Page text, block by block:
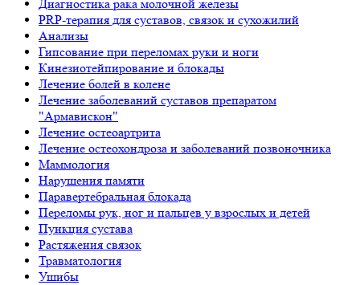
Диагностика рака молочной железы
PRP-терапия для суставов, связок и сухожилий
Анализы
Гипсование при переломах руки и ноги
Кинезиотейпирование и блокады
Лечение болей в колене
Лечение заболеваний суставов препаратом
"Армавискон"
Лечение остеоартрита
Лечение остеохондроза и заболеваний позвоночника
Маммология
Нарушения памяти
Паравертебральная блокада
Переломы рук, ног и пальцев у взрослых и детей
Пункция сустава
Растяжения связок
Травматология
Ушибы